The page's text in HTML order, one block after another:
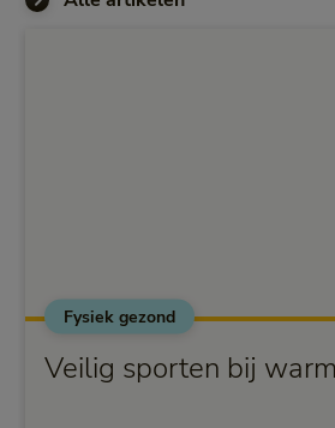
Fysiek gezond
Veilig sporten bij